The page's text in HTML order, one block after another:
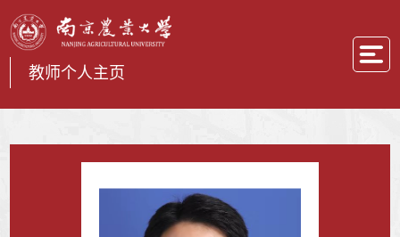
教师个人主页